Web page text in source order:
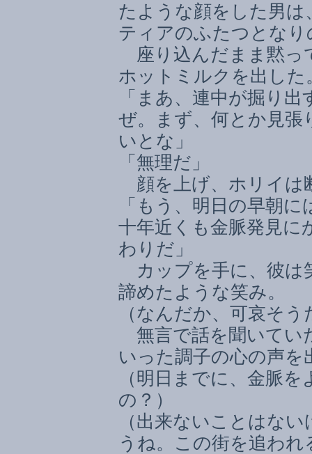
たような顔をした男
ティアのふたつとな
座り込んだまま黙っ
ホットミルクを出した
「まあ、連中が掘り
ぜ。まず、何とか見張
いとな」
「無理だ」
顔を上げ、ホリイは
「もう、明日の早朝
十年近くも金脈発見に
わりだ」
カップを手に、彼は
諦めたような笑み。
（なんだか、可哀そう
無言で話を聞いてい
いった調子の心の声を
（明日までに、金脈
の？）
（出来ないことはな
うね。この街を追わ